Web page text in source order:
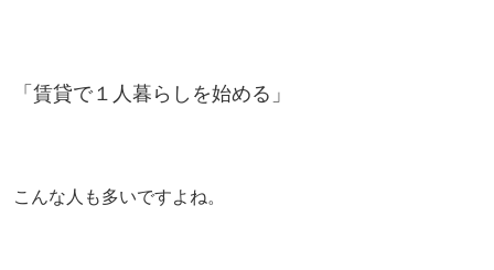
「賃貸で１人暮らしを始める」
こんな人も多いですよね。